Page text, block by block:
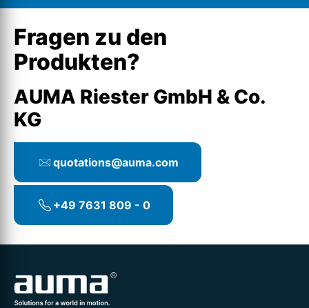
Fragen zu den
Produkten?
AUMA Riester GmbH & Co.
KG
quotations@auma.com
+49 7631 809 - 0